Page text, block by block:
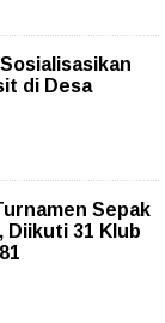
di Desa
Sepak
Diikuti 31 Klub